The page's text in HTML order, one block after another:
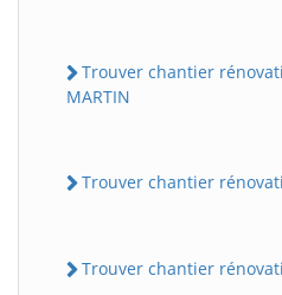
Trouver chantier
MARTIN
Trouver chantier
Trouver chantier